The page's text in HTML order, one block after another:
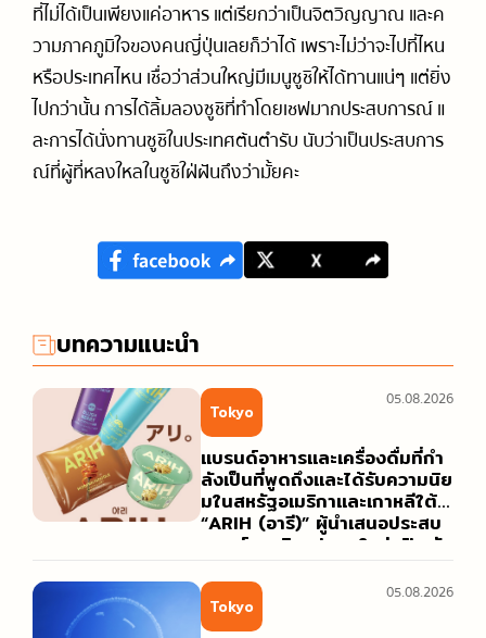
ที่ไม่ได้เป็นเพียงแค่อาหาร แต่เรียกว่าเป็นจิตวิญญาณ และค
วามภาคภูมิใจของคนญี่ปุ่นเลยก็ว่าได้ เพราะไม่ว่าจะไปที่ไหน
หรือประเทศไหน เชื่อว่าส่วนใหญ่มีเมนูซูชิให้ได้ทานแน่ๆ แต่ยิ่ง
ไปกว่านั้น การได้ลิ้มลองซูชิที่ทำโดยเชฟมากประสบการณ์ แ
ละการได้นั่งทานซูชิในประเทศต้นตำรับ นับว่าเป็นประสบการ
ณ์ที่ผู้ที่หลงใหลในซูชิใฝ่ฝันถึงว่ามั้ยคะ
บทความแนะนำ
Tokyo
แบรนด์อาหารและเครื่องดื่มที่กำ
ลังเป็นที่พูดถึงและได้รับความนิย
มในสหรัฐอเมริกาและเกาหลีใต้
“ARIH (อารี)” ผู้นำเสนอประสบ
การณ์การกินรูปแบบใหม่ เปิดตัว
05.08.2026
Tokyo
05.08.2026